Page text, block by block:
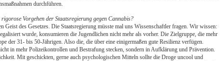
durchführen.
rigorose Vorgehen der Staatsregierung gegen Cannabis?
Geist des Gesetzes. Die Staatsregierung müsste mal uns Wissenschaftler fragen. Wir wissen:
wurde, konsumieren die Jugendlichen nicht mehr als vorher. Die Zielgruppe, die mehr
der 31- bis 50-Jährigen. Also die, die über eine einigermaßen gute Resilienz verfügen.
in mehr Polizeikontrollen und Bestrafung stecken, sondern in Aufklärung und Prävention.
Mit geschickten, gerne auch psychologischen Mitteln sollte die Droge uncool und